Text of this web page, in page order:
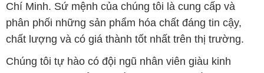
Chí Minh. Sứ mệnh của chúng tôi là cung cấp và
phân phối những sản phẩm hóa chất đáng tin cậy,
chất lượng và có giá thành tốt nhất trên thị trường.
Chúng tôi tự hào có đội ngũ nhân viên giàu kinh